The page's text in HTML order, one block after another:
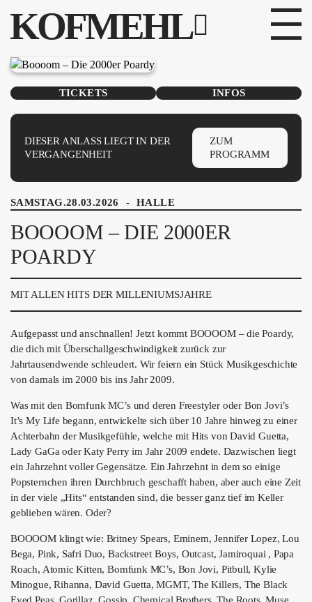
KOFMEHL
PROGRAMM
FABRIKGEFLÜSTER
GALERIE
FOTOGALERIE
PHOTOMAT
INFOS
KONTAKT
ÜBER UNS
GÖNNEREI
SHOP
MITMACHEN
TICKETS INFOS
DIESER ANLASS LIEGT IN DER
VERGANGENHEIT
ZUM
PROGRAMM
SAMSTAG.28.03.2026 - HALLE
BOOOOM – DIE 2000ER
POARDY
MIT ALLEN HITS DER MILLENIUMSJAHRE
Aufgepasst und anschnallen! Jetzt kommt BOOOOM – die Poardy,
die dich mit Überschallgeschwindigkeit zurück zur
Jahrtausendwende schleudert. Wir feiern ein Stück Musikgeschichte
von damals im 2000 bis ins Jahr 2009.
Was mit den Bomfunk MC’s und deren Freestyler oder Bon Jovi’s
It’s My Life begann, entwickelte sich über 10 Jahre hinweg zu einer
Achterbahn der Musikgefühle, welche mit Hits von David Guetta,
Lady GaGa oder Katy Perry im Jahr 2009 endete. Dazwischen liegt
ein Jahrzehnt voller Gegensätze. Ein Jahrzehnt in dem so einige
Popsternchen ihren Durchbruch geschafft haben, aber auch eine Zeit
in der viele „Hits“ entstanden sind, die besser ganz tief im Keller
geblieben wären. Oder?
BOOOOM klingt wie: Britney Spears, Eminem, Jennifer Lopez, Lou
Bega, Pink, Safri Duo, Backstreet Boys, Outcast, Jamiroquai , Papa
Roach, Atomic Kitten, Bomfunk MC’s, Bon Jovi, Pitbull, Kylie
Minogue, Rihanna, David Guetta, MGMT, The Killers, The Black